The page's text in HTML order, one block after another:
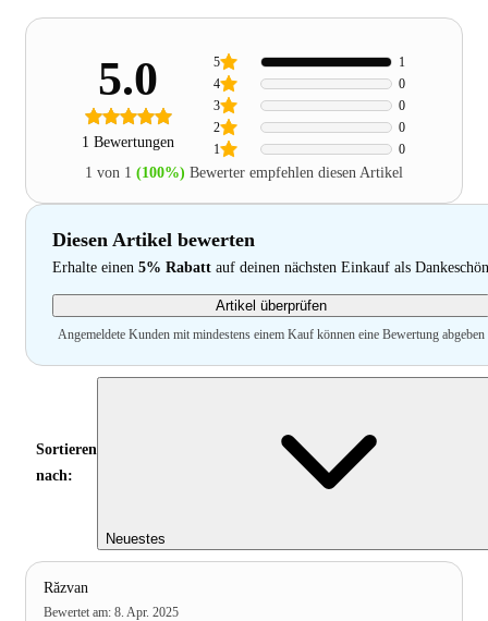
5.0
1 Bewertungen 1 0
2 0
3 0
4 0
5 1
1 von 1 (100%) Bewerter empfehlen diesen Artikel
Diesen Artikel bewerten
Erhalte einen 5% Rabatt auf deinen nächsten Einkauf als Dankeschön
Artikel überprüfen
Angemeldete Kunden mit mindestens einem Kauf können eine Bewertung abgeben
Sortieren
nach:
Neuestes
Răzvan
Bewertet am: 8. Apr. 2025